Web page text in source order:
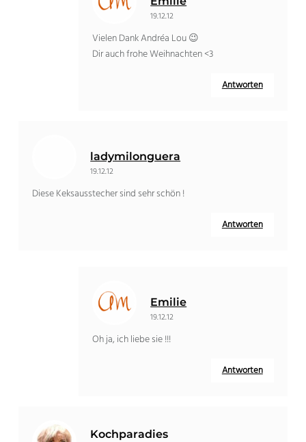
19.12.12
Vielen Dank Andréa Lou 😉
Dir auch frohe Weihnachten <3
Antworten
ladymilonguera
19.12.12
Diese Keksausstecher sind sehr schön !
Antworten
Emilie
19.12.12
Oh ja, ich liebe sie !!!
Antworten
Kochparadies